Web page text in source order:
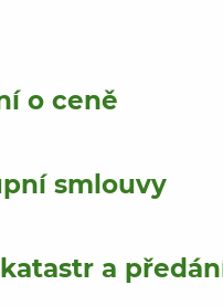
o ceně
smlouvy
a